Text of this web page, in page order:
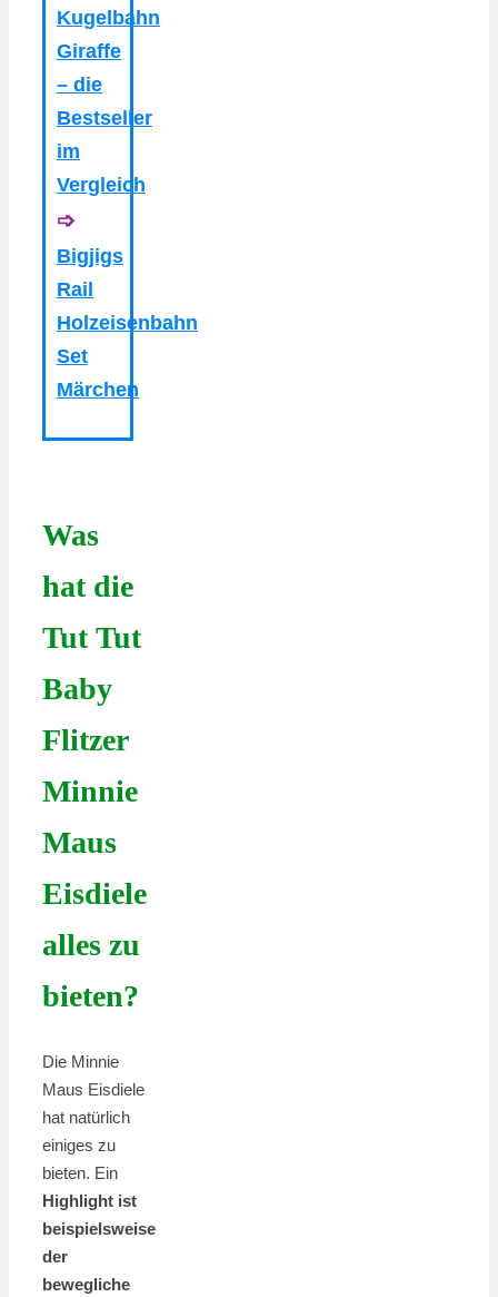
Kugelbahn
Giraffe
– die
Bestseller
im
Vergleich
➩
Bigjigs
Rail
Holzeisenbahn
Set
Märchen
Was
hat die
Tut Tut
Baby
Flitzer
Minnie
Maus
Eisdiele
alles zu
bieten?
Die Minnie
Maus Eisdiele
hat natürlich
einiges zu
bieten. Ein
Highlight ist
beispielsweise
der
bewegliche